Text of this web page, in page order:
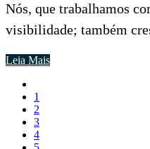
Nós, que trabalhamos
visibilidade; também
Leia Mais
1
2
3
4